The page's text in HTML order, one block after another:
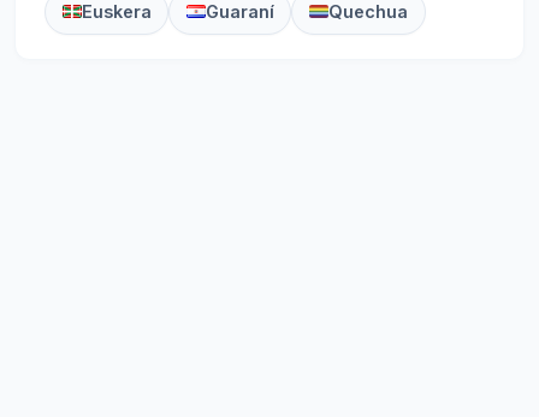
Euskera Guaraní Quechua